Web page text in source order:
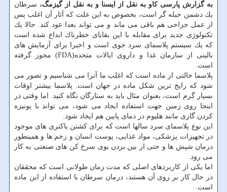
به گزارش پارسی كاو به نقل از ایسنا و به نقل از گیزمگ، سرطان
یك دشمن حیله گر است، بخصوص به این علت كه آثار آن اغلب پس
از عمل جراحی هم باقی می ماند و می تواند بعدا عود كند. حالا یك
تكنولوژی جدید برای مقابله با این بقایای خطرناك ابداع شده است
كه یك سیستم پلاسمای سرد جوی است و اخیرا برای آزمایش های
بالینی از سازمان غذا و داروی ایالات متحده(FDA) مجوز گرفته
است.
پلاسما حالتی از ماده است كه اغلب ما آنرا می شناسیم و تصور می
شود كه رایج ترین شكل ماده در جهان است. پلاسما بیشتر اوقات
بسیار گرم است، بعنوان مثال باید به ستارگان نگاه كنید. اما وقتی در
اینجا روی زمین جهت استفاده ایجاد می شود، می تواند با یونیزه
كردن گازی مانند هلیوم در دمای پایین هم ایجاد شود.
این نوع پلاسمای سرد سالها است كه برای كشتن باكتری های موجود
در تجهیزات پزشكی، مواد غذایی، پوست انسان و زخم ها و همینطور
درمان شپش ها و حتی از بین بردن بوی سرخ كن های صنعتی به كار
می رود.
اما یكی از كاربردهای اصلی كه مدت زمان طولانی است كه محققان
در حال كار بر روی آن هستند، درمان سرطان با استفاده از این ماده
است.